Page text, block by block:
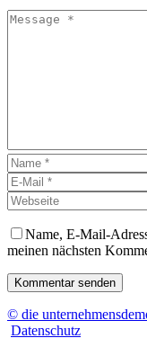
Name, E-Mail-
meinen nächsten
Kommentar senden
© die
Datenschutz